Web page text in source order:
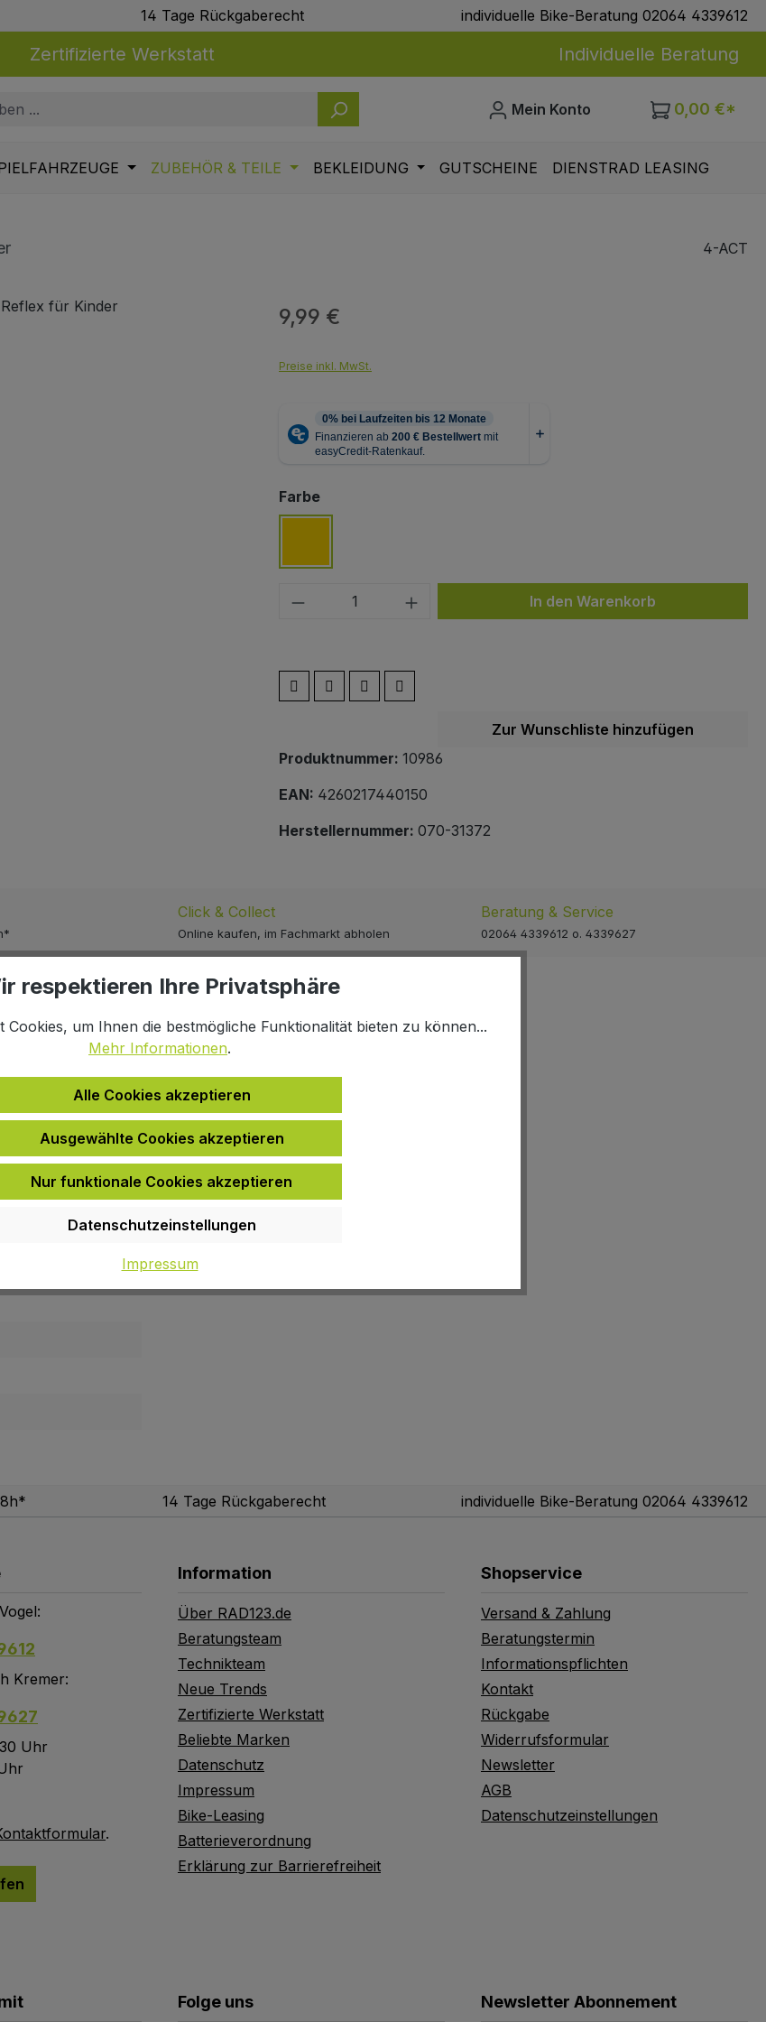
14 Tage Rückgaberecht individuelle Bike-Beratung 02064 4339612
Zertifizierte Werkstatt Individuelle Beratung
Mein Konto 0,00 €*
ZUBEHÖR & TEILE BEKLEIDUNG GUTSCHEINE DIENSTRAD LEASING
4-ACT
Regulärer Preis:
9,99 €
Preise inkl. MwSt.
Farbeauswählen
Produkt Anzahl: Gib den gewünschten Wert
In den Warenkorb
Zur Wunschliste hinzufügen
Produktnummer: 10986
EAN: 4260217440150
Herstellernummer: 070-31372
Click & Collect
Online kaufen, im Fachmarkt abholen
Beratung & Service
02064 4339612 o. 4339627
Reflex für Kinder"
14 Tage Rückgaberecht individuelle Bike-Beratung 02064 4339612
Kremer:
Uhr
.
Information
Über RAD123.de
Beratungsteam
Technikteam
Neue Trends
Zertifizierte Werkstatt
Beliebte Marken
Datenschutz
Impressum
Bike-Leasing
Batterieverordnung
Erklärung zur Barrierefreiheit
Shopservice
Versand & Zahlung
Beratungstermin
Informationspflichten
Kontakt
Rückgabe
Widerrufsformular
Newsletter
AGB
Datenschutzeinstellungen
Folge uns Newsletter Abonnement
respektieren Ihre Privatsphäre
Cookies, um Ihnen die bestmögliche Funktionalität bieten zu können...
Mehr Informationen.
Alle Cookies akzeptieren
Ausgewählte Cookies akzeptieren
Nur funktionale Cookies akzeptieren
Datenschutzeinstellungen
Impressum